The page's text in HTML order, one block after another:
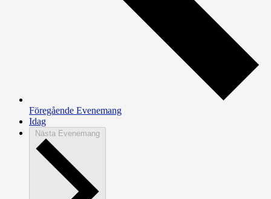
Föregående Evenemang
Idag
Nästa Evenemang